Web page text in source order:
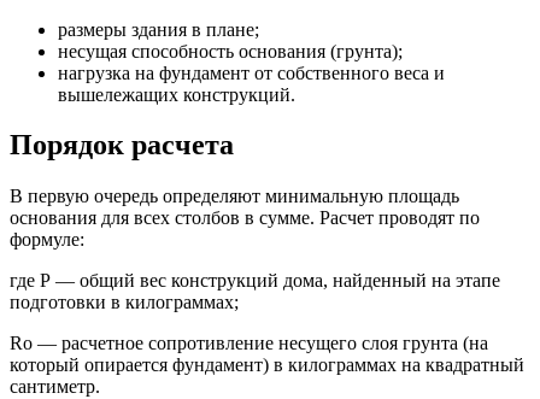
размеры здания в плане;
несущая способность основания (грунта);
нагрузка на фундамент от собственного веса и
вышележащих конструкций.
Порядок расчета
В первую очередь определяют минимальную площадь
основания для всех столбов в сумме. Расчет проводят по
формуле:
где Р — общий вес конструкций дома, найденный на этапе
подготовки в килограммах;
Rо — расчетное сопротивление несущего слоя грунта (на
который опирается фундамент) в килограммах на квадратный
сантиметр.